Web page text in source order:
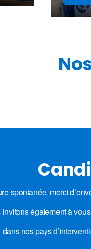
spontanée, merci
invitons également à
nos pays